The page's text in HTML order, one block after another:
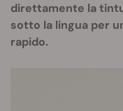
direttamente la
sotto la lingua per
rapido.